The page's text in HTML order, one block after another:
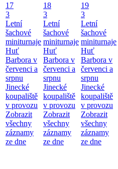
17
3
Letní
šachové
miniturnaje
Huť
Barbora v
červenci a
srpnu
Jinecké
koupaliště
v provozu
Zobrazit
všechny
záznamy
ze dne
18
3
Letní
šachové
miniturnaje
Huť
Barbora v
červenci a
srpnu
Jinecké
koupaliště
v provozu
Zobrazit
všechny
záznamy
ze dne
19
3
Letní
šachové
miniturnaje
Huť
Barbora v
červenci a
srpnu
Jinecké
koupaliště
v provozu
Zobrazit
všechny
záznamy
ze dne